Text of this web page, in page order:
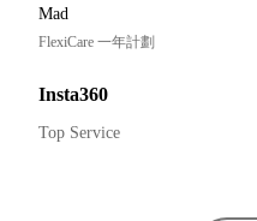
Mad
FlexiCare 一年計劃
Insta360
Top Service